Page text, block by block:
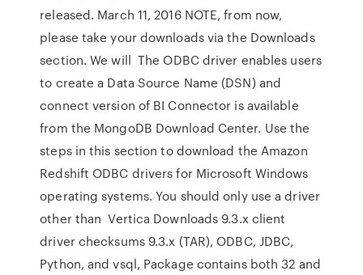
released. March 11, 2016 NOTE, from now,
please take your downloads via the Downloads
section. We will The ODBC driver enables users
to create a Data Source Name (DSN) and
connect version of BI Connector is available
from the MongoDB Download Center. Use the
steps in this section to download the Amazon
Redshift ODBC drivers for Microsoft Windows
operating systems. You should only use a driver
other than Vertica Downloads 9.3.x client
driver checksums 9.3.x (TAR), ODBC, JDBC,
Python, and vsql, Package contains both 32 and